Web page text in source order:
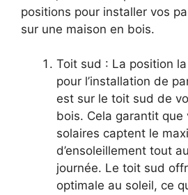
positions pour installer vos
sur une maison en bois.
Toit sud : La position⁢
pour l’installation de
est sur le toit ​sud de
bois. Cela garantit que⁤
solaires captent le
d’ensoleillement tout​
journée. Le toit sud
optimale au soleil, ce